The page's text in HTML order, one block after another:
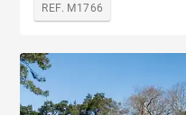
REF. M1766